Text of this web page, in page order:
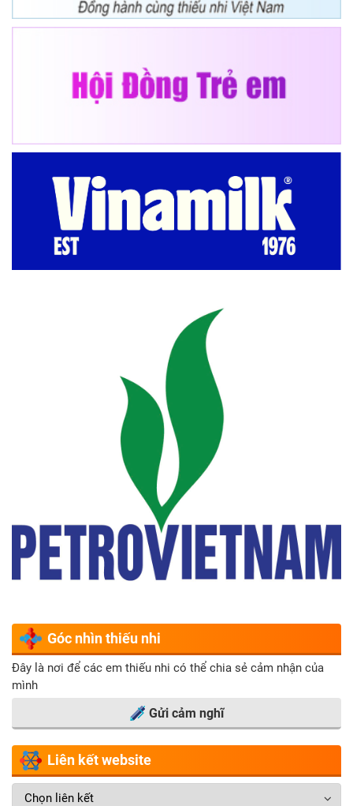
Góc nhìn thiếu nhi
Đây là nơi để các em thiếu nhi có thể chia sẻ cảm nhận của
mình
Gửi cảm nghĩ
Liên kết website